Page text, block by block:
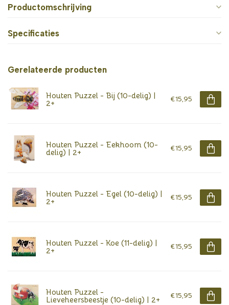
Productomschrijving
Specificaties
Gerelateerde producten
Houten Puzzel - Bij (10-delig) |
2+ €15,95
Houten Puzzel - Eekhoorn (10-
delig) | 2+ €15,95
Houten Puzzel - Egel (10-delig) |
2+ €15,95
Houten Puzzel - Koe (11-delig) |
2+ €15,95
Houten Puzzel -
Lieveheersbeestje (10-delig) | 2+ €15,95